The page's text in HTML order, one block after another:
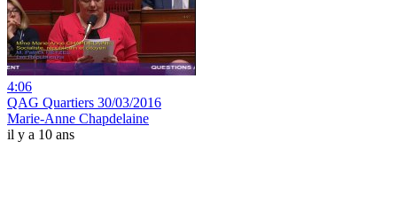
4:06
QAG Quartiers 30/03/2016
Marie-Anne Chapdelaine
il y a 10 ans